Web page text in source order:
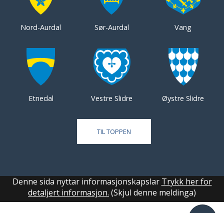
Nord-Aurdal Sør-Aurdal Vang
Etnedal Vestre Slidre Øystre Slidre
TIL TOPPEN
Denne sida nyttar informasjonskapslar Trykk her for
detaljert informasjon. (Skjul denne meldinga)